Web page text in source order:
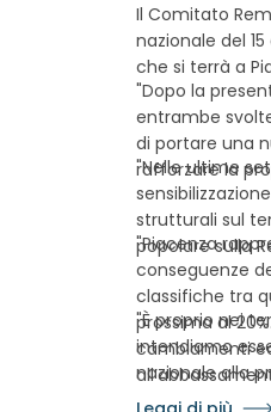
Il Comitato
nazionale del
che si terrà a
"Dopo la
entrambe
di portare una
rafforzare la
"Nelle ultime
strutturali sul
popolare sulla
"Piacenza
conseguenze
classifiche tra
prossima al
cambiamenti
stranieri, fino
"È proprio nei
intendiamo
nazionale alla
governo di